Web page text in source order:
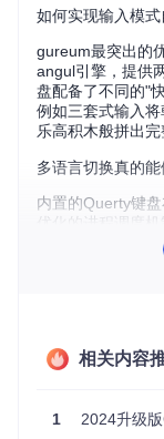
如何实现输入模式
gureum最突出的
angul引擎，提供
盘配备了不同的"
例如三套式输入
乐高积木般拼出完
多语言切换真的
内置的Querty键
优化的进程调度
比系统默认输入
英文→韩文切换
均
相关内容
1 2024升级